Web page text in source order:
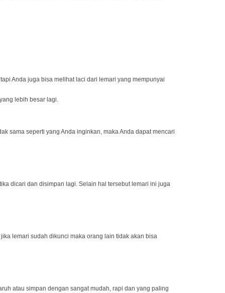
Anda juga bisa melihat laci dari lemari yang mempunyai
lebih besar lagi.
sama seperti yang Anda inginkan, maka Anda dapat mencari
dicari dan disimpan lagi. Selain hal tersebut lemari ini juga
lemari sudah dikunci maka orang lain tidak akan bisa
atau simpan dengan sangat mudah, rapi dan yang paling